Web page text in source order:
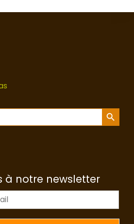
Search Button
à notre newsletter